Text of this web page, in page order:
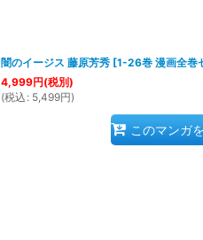
闇のイージス 藤原芳秀 [1-26巻 漫画全巻
4,999円(税別)
(税込 : 5,499円)
このマンガ